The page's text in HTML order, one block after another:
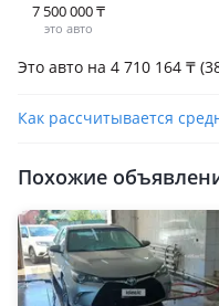
7 500 000₸
это авто
Это авто на 4 710 164 ₸
Как рассчитывается
Похожие